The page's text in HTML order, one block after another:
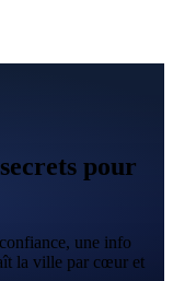
pour
une info
la ville par cœur et